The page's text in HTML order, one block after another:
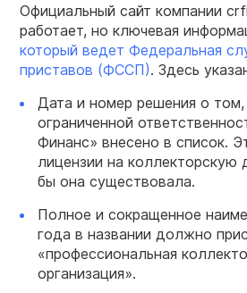
Официальный сайт компании
работает, но ключевая
который ведет Федеральная
приставов (ФССП). Здесь
Дата и номер решения о
ограниченной
Финанс» внесено в список.
лицензии на коллекторскую
бы она существовала.
Полное и сокращенное
года в названии должно
«профессиональная
организация».